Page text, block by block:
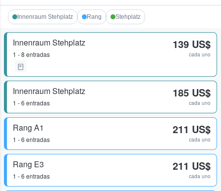
Innenraum Stehplatz Rang Stehplatz
Innenraum Stehplatz
1 - 8 entradas
139 US$
cada uno
Innenraum Stehplatz
1 - 6 entradas
185 US$
cada uno
Rang A1
1 - 6 entradas
211 US$
cada uno
Rang E3
1 - 6 entradas
211 US$
cada uno